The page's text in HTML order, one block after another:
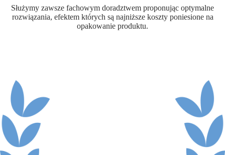
Służymy zawsze fachowym doradztwem proponując optymalne
rozwiązania, efektem których są najniższe koszty poniesione na
opakowanie produktu.